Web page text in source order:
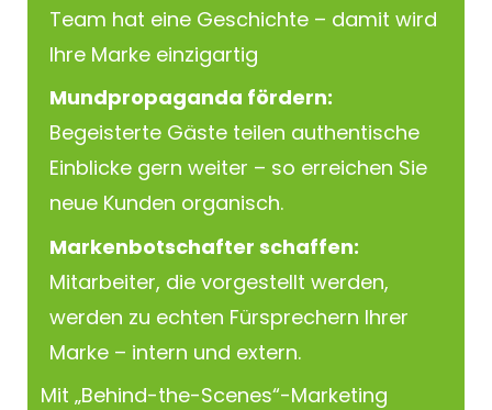
Team hat eine Geschichte – damit wird
Ihre Marke einzigartig
Mundpropaganda fördern:
Begeisterte Gäste teilen authentische
Einblicke gern weiter – so erreichen Sie
neue Kunden organisch.
Markenbotschafter schaffen:
Mitarbeiter, die vorgestellt werden,
werden zu echten Fürsprechern Ihrer
Marke – intern und extern.
Mit „Behind-the-Scenes“-Marketing